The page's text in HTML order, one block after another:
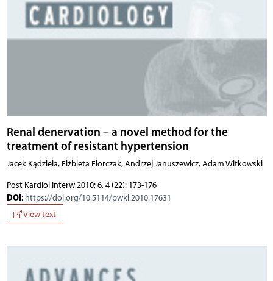
Renal denervation – a novel method for the
treatment of resistant hypertension
Jacek Kądziela, Elżbieta Florczak, Andrzej Januszewicz, Adam Witkowski
Post Kardiol Interw 2010; 6, 4 (22): 173-176
DOI: https://doi.org/10.5114/pwki.2010.17631
View text